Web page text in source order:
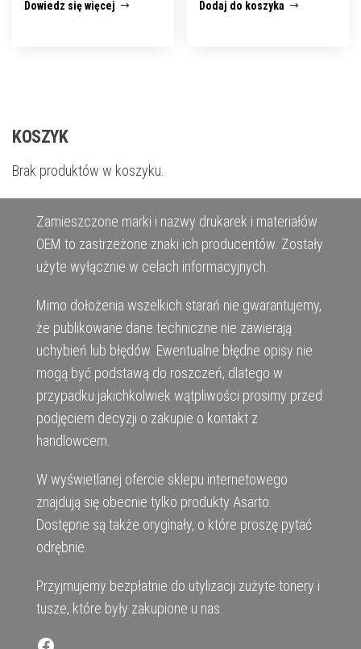
Dowiedz się więcej Dodaj do koszyka
KOSZYK
Brak produktów w koszyku.
Zamieszczone marki i nazwy drukarek i materiałów
OEM to zastrzeżone znaki ich producentów. Zostały
użyte wyłącznie w celach informacyjnych.
Mimo dołożenia wszelkich starań nie gwarantujemy,
że publikowane dane techniczne nie zawierają
uchybień lub błędów. Ewentualne błędne opisy nie
mogą być podstawą do roszczeń, dlatego w
przypadku jakichkolwiek wątpliwości prosimy przed
podjęciem decyzji o zakupie o kontakt z
handlowcem.
W wyświetlanej ofercie sklepu internetowego
znajdują się obecnie tylko produkty Asarto.
Dostępne są także oryginały, o które proszę pytać
odrębnie.
Przyjmujemy bezpłatnie do utylizacji zużyte tonery i
tusze, które były zakupione u nas.